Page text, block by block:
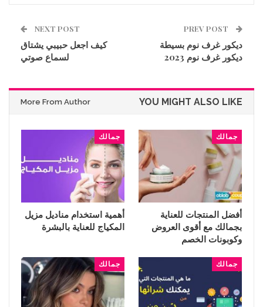
ديكور غرف نوم بسيطة
ديكور غرف نوم 2023
NEXT POST
كيف اجعل حبيبي يشتاق
لسماع صوتي
YOU MIGHT ALSO LIKE
More From Author
جمالك
أفضل المنتجات للعناية
بجمالك مع أقوى العروض
وكوبونات الخصم
جمالك
أهمية استخدام مناديل مزيل
المكياج للعناية بالبشرة
جمالك جمالك